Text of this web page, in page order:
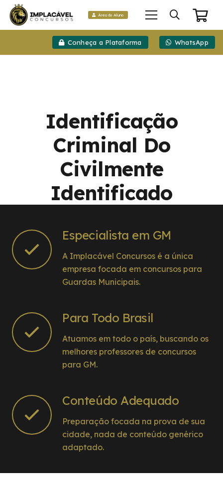
Área do Aluno
Conheça a Plataforma WhatsApp
Identificação
Criminal Do
Civilmente
Identificado
Especialista em GM
A Implacável Concursos é a única
empresa focada em concursos para
Guardas Municipais.
Para Todo Brasil
Atuamos em todo o país, buscando os
melhores professores de concursos
para GM.
Conteúdo Adequado
Preparação focada na prova de sua
cidade, nada de conteúdo genérico
adaptado.